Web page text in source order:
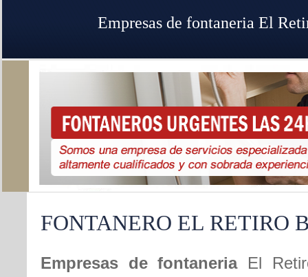
FONTANERO EL RETIRO
Empresas de fontaneria El
Empresas de fontaneria El